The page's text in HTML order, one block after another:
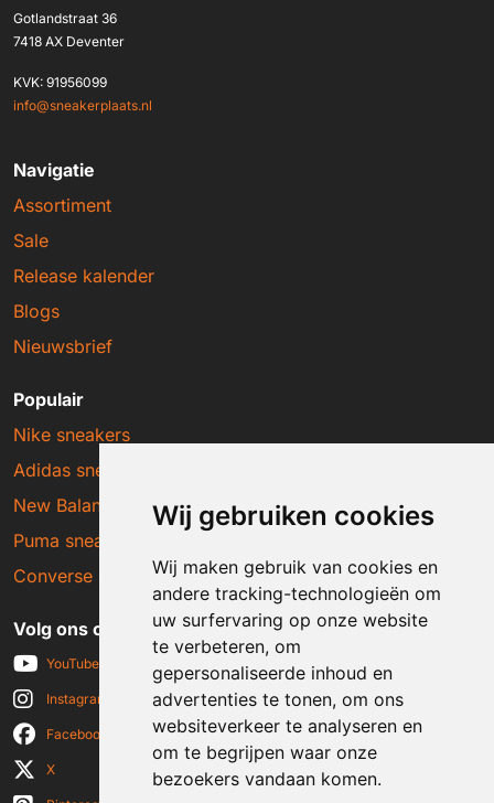
Wij gebruiken cookies
Wij maken gebruik van cookies en
andere tracking-technologieën om
uw surfervaring op onze website
te verbeteren, om
gepersonaliseerde inhoud en
advertenties te tonen, om ons
websiteverkeer te analyseren en
om te begrijpen waar onze
bezoekers vandaan komen.
Gotlandstraat 36
7418 AX Deventer
KVK: 91956099
info@sneakerplaats.nl
Navigatie
Assortiment
Sale
Release kalender
Blogs
Nieuwsbrief
Populair
Nike sneakers
Adidas sneakers
New Balance sneakers
Puma sneakers
Converse sneakers
Volg ons op social media
YouTube
Instagram
Facebook
X